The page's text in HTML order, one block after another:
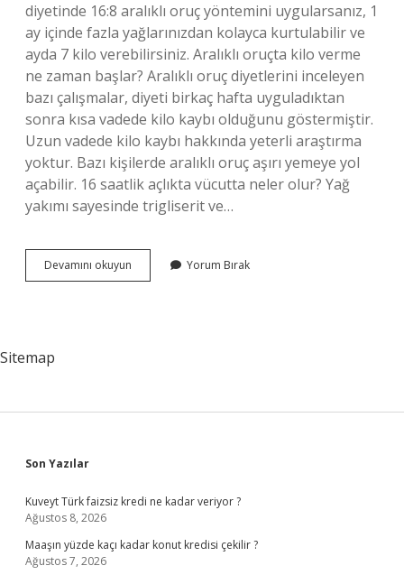
diyetinde 16:8 aralıklı oruç yöntemini uygularsanız, 1
ay içinde fazla yağlarınızdan kolayca kurtulabilir ve
ayda 7 kilo verebilirsiniz. Aralıklı oruçta kilo verme
ne zaman başlar? Aralıklı oruç diyetlerini inceleyen
bazı çalışmalar, diyeti birkaç hafta uyguladıktan
sonra kısa vadede kilo kaybı olduğunu göstermiştir.
Uzun vadede kilo kaybı hakkında yeterli araştırma
yoktur. Bazı kişilerde aralıklı oruç aşırı yemeye yol
açabilir. 16 saatlik açlıkta vücutta neler olur? Yağ
yakımı sayesinde trigliserit ve…
Devamını okuyun
Oruçla
Yorum Bırak
Sitemap
Sidebar
Son Yazılar
Kuveyt Türk faizsiz kredi ne kadar veriyor ?
Ağustos 8, 2026
Maaşın yüzde kaçı kadar konut kredisi çekilir ?
Ağustos 7, 2026